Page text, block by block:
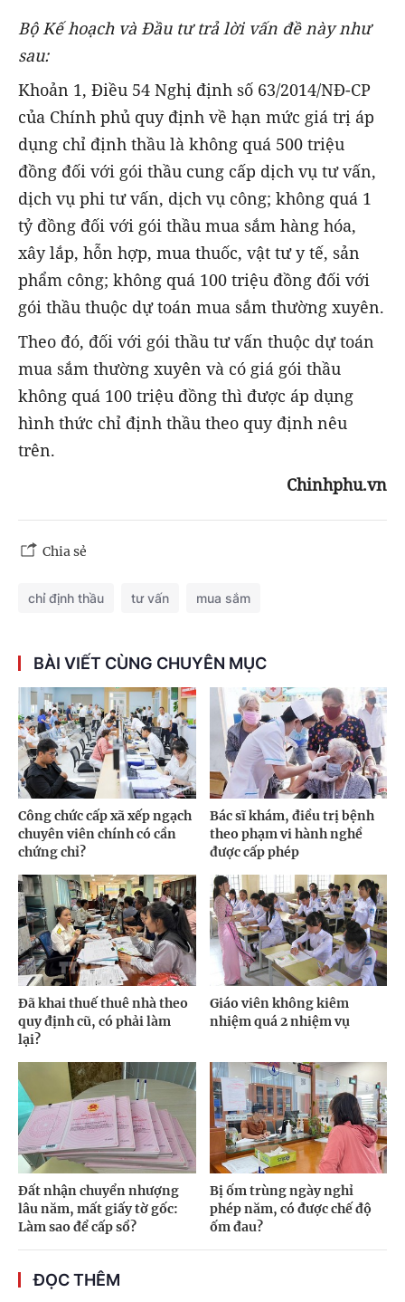
Bộ Kế hoạch và Đầu tư trả lời vấn đề này như
sau:
Khoản 1, Điều 54 Nghị định số 63/2014/NĐ-CP
của Chính phủ quy định về hạn mức giá trị áp
dụng chỉ định thầu là không quá 500 triệu
đồng đối với gói thầu cung cấp dịch vụ tư vấn,
dịch vụ phi tư vấn, dịch vụ công; không quá 1
tỷ đồng đối với gói thầu mua sắm hàng hóa,
xây lắp, hỗn hợp, mua thuốc, vật tư y tế, sản
phẩm công; không quá 100 triệu đồng đối với
gói thầu thuộc dự toán mua sắm thường xuyên.
Theo đó, đối với gói thầu tư vấn thuộc dự toán
mua sắm thường xuyên và có giá gói thầu
không quá 100 triệu đồng thì được áp dụng
hình thức chỉ định thầu theo quy định nêu
trên.
Chinhphu.vn
Chia sẻ
chỉ định thầu tư vấn mua sắm
BÀI VIẾT CÙNG CHUYÊN MỤC
Công chức cấp xã xếp ngạch
chuyên viên chính có cần
chứng chỉ?
Bác sĩ khám, điều trị bệnh
theo phạm vi hành nghề
được cấp phép
Đã khai thuế thuê nhà theo
quy định cũ, có phải làm
lại?
Giáo viên không kiêm
nhiệm quá 2 nhiệm vụ
Đất nhận chuyển nhượng
lâu năm, mất giấy tờ gốc:
Làm sao để cấp sổ?
Bị ốm trùng ngày nghỉ
phép năm, có được chế độ
ốm đau?
ĐỌC THÊM